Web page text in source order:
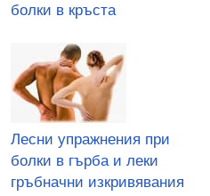
болки в кръста
Лесни упражнения при
болки в гърба и леки
гръбначни изкривявания